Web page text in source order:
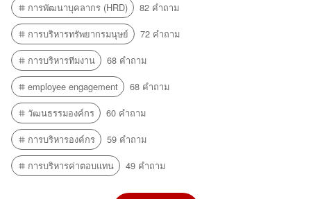
การพัฒนาบุคลากร (HRD)
82 คำถาม
การบริหารทรัพยากรมนุษย์
72 คำถาม
การบริหารทีมงาน
68 คำถาม
employee engagement
68 คำถาม
วัฒนธรรมองค์กร
60 คำถาม
การบริหารองค์กร
59 คำถาม
การบริหารค่าตอบแทน
49 คำถาม